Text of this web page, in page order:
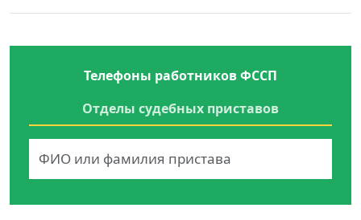
Телефоны работников ФССП
Отделы судебных приставов